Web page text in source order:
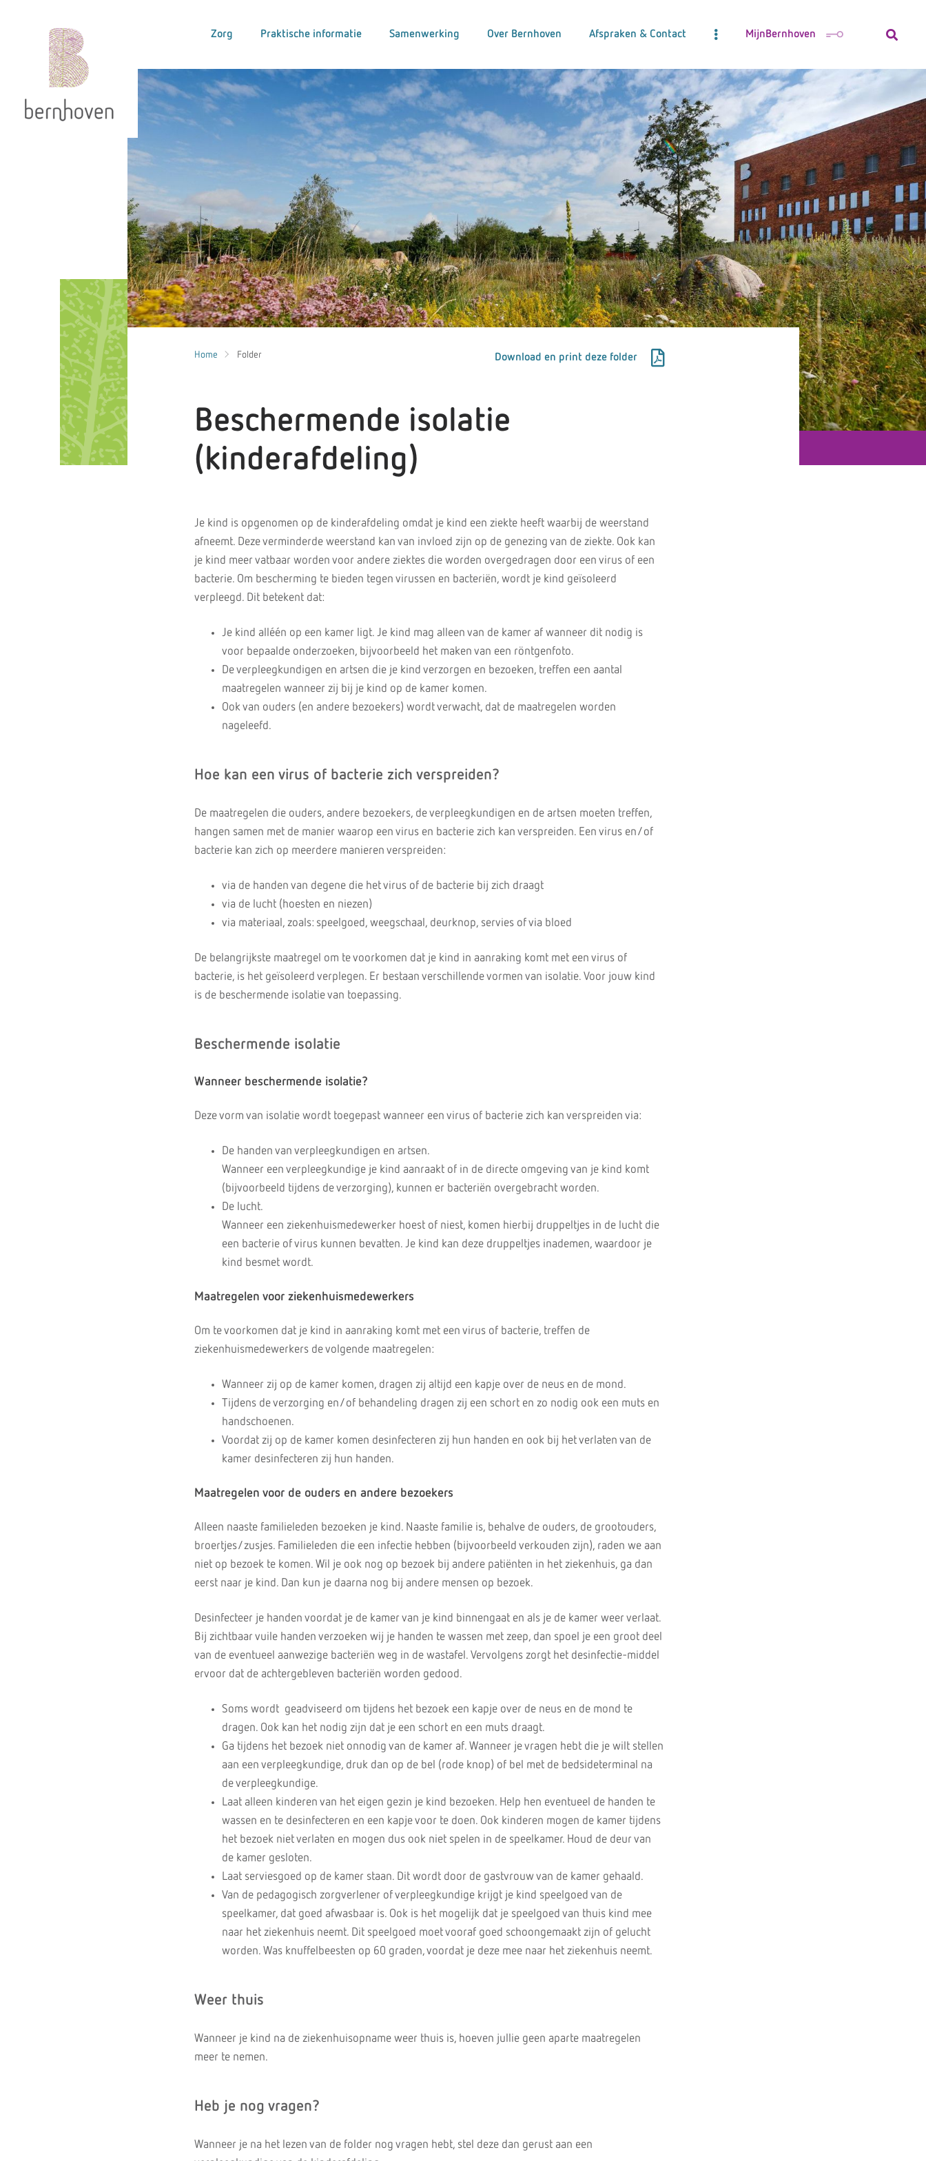
Zorg Praktische informatie Samenwerking Over Bernhoven Afspraken & Contact MijnBernhoven
Home Folder Download en print deze folder
Beschermende isolatie
(kinderafdeling)
Je kind is opgenomen op de kinderafdeling omdat je kind een ziekte heeft waarbij de weerstand
afneemt. Deze verminderde weerstand kan van invloed zijn op de genezing van de ziekte. Ook kan
je kind meer vatbaar worden voor andere ziektes die worden overgedragen door een virus of een
bacterie. Om bescherming te bieden tegen virussen en bacteriën, wordt je kind geïsoleerd
verpleegd. Dit betekent dat:
Je kind alléén op een kamer ligt. Je kind mag alleen van de kamer af wanneer dit nodig is
voor bepaalde onderzoeken, bijvoorbeeld het maken van een röntgenfoto.
De verpleegkundigen en artsen die je kind verzorgen en bezoeken, treffen een aantal
maatregelen wanneer zij bij je kind op de kamer komen.
Ook van ouders (en andere bezoekers) wordt verwacht, dat de maatregelen worden
nageleefd.
Hoe kan een virus of bacterie zich verspreiden?
De maatregelen die ouders, andere bezoekers, de verpleegkundigen en de artsen moeten treffen,
hangen samen met de manier waarop een virus en bacterie zich kan verspreiden. Een virus en/of
bacterie kan zich op meerdere manieren verspreiden:
via de handen van degene die het virus of de bacterie bij zich draagt
via de lucht (hoesten en niezen)
via materiaal, zoals: speelgoed, weegschaal, deurknop, servies of via bloed
De belangrijkste maatregel om te voorkomen dat je kind in aanraking komt met een virus of
bacterie, is het geïsoleerd verplegen. Er bestaan verschillende vormen van isolatie. Voor jouw kind
is de beschermende isolatie van toepassing.
Beschermende isolatie
Wanneer beschermende isolatie?
Deze vorm van isolatie wordt toegepast wanneer een virus of bacterie zich kan verspreiden via:
De handen van verpleegkundigen en artsen.
Wanneer een verpleegkundige je kind aanraakt of in de directe omgeving van je kind komt
(bijvoorbeeld tijdens de verzorging), kunnen er bacteriën overgebracht worden.
De lucht.
Wanneer een ziekenhuismedewerker hoest of niest, komen hierbij druppeltjes in de lucht die
een bacterie of virus kunnen bevatten. Je kind kan deze druppeltjes inademen, waardoor je
kind besmet wordt.
Maatregelen voor ziekenhuismedewerkers
Om te voorkomen dat je kind in aanraking komt met een virus of bacterie, treffen de
ziekenhuismedewerkers de volgende maatregelen:
Wanneer zij op de kamer komen, dragen zij altijd een kapje over de neus en de mond.
Tijdens de verzorging en/of behandeling dragen zij een schort en zo nodig ook een muts en
handschoenen.
Voordat zij op de kamer komen desinfecteren zij hun handen en ook bij het verlaten van de
kamer desinfecteren zij hun handen.
Maatregelen voor de ouders en andere bezoekers
Alleen naaste familieleden bezoeken je kind. Naaste familie is, behalve de ouders, de grootouders,
broertjes/zusjes. Familieleden die een infectie hebben (bijvoorbeeld verkouden zijn), raden we aan
niet op bezoek te komen. Wil je ook nog op bezoek bij andere patiënten in het ziekenhuis, ga dan
eerst naar je kind. Dan kun je daarna nog bij andere mensen op bezoek.
Desinfecteer je handen voordat je de kamer van je kind binnengaat en als je de kamer weer verlaat.
Bij zichtbaar vuile handen verzoeken wij je handen te wassen met zeep, dan spoel je een groot deel
van de eventueel aanwezige bacteriën weg in de wastafel. Vervolgens zorgt het desinfectie-middel
ervoor dat de achtergebleven bacteriën worden gedood.
Soms wordt geadviseerd om tijdens het bezoek een kapje over de neus en de mond te
dragen. Ook kan het nodig zijn dat je een schort en een muts draagt.
Ga tijdens het bezoek niet onnodig van de kamer af. Wanneer je vragen hebt die je wilt stellen
aan een verpleegkundige, druk dan op de bel (rode knop) of bel met de bedsideterminal na
de verpleegkundige.
Laat alleen kinderen van het eigen gezin je kind bezoeken. Help hen eventueel de handen te
wassen en te desinfecteren en een kapje voor te doen. Ook kinderen mogen de kamer tijdens
het bezoek niet verlaten en mogen dus ook niet spelen in de speelkamer. Houd de deur van
de kamer gesloten.
Laat serviesgoed op de kamer staan. Dit wordt door de gastvrouw van de kamer gehaald.
Van de pedagogisch zorgverlener of verpleegkundige krijgt je kind speelgoed van de
speelkamer, dat goed afwasbaar is. Ook is het mogelijk dat je speelgoed van thuis kind mee
naar het ziekenhuis neemt. Dit speelgoed moet vooraf goed schoongemaakt zijn of gelucht
worden. Was knuffelbeesten op 60 graden, voordat je deze mee naar het ziekenhuis neemt.
Weer thuis
Wanneer je kind na de ziekenhuisopname weer thuis is, hoeven jullie geen aparte maatregelen
meer te nemen.
Heb je nog vragen?
Wanneer je na het lezen van de folder nog vragen hebt, stel deze dan gerust aan een